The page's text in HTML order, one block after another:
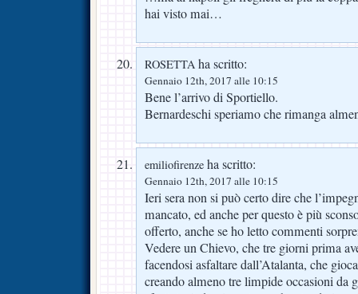
hai visto mai…
ROSETTA ha scritto:
Gennaio 12th, 2017 alle 10:15
Bene l’arrivo di Sportiello.
Bernardeschi speriamo che rimanga
emiliofirenze ha scritto:
Gennaio 12th, 2017 alle 10:15
Ieri sera non si può certo dire che
mancato, ed anche per questo è più
offerto, anche se ho letto commenti
Vedere un Chievo, che tre giorni prima
facendosi asfaltare dall’Atalanta, che
creando almeno tre limpide occasioni da